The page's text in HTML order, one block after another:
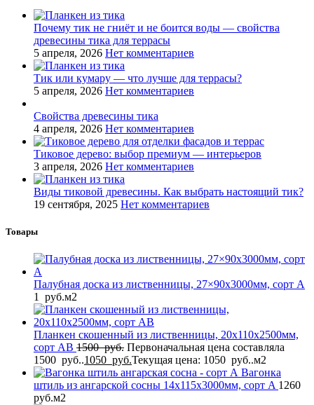
Почему тик не гниёт и не боится воды — свойства
древесины тика для террасы
5 апреля, 2026 Нет комментариев
Тик или кумару — что лучше для террасы?
5 апреля, 2026 Нет комментариев
Свойства древесины тика
4 апреля, 2026 Нет комментариев
Тиковое дерево: выбор премиум — интерьеров
3 апреля, 2026 Нет комментариев
Виды тиковой древесины. Как выбрать настоящий тик?
19 сентября, 2025 Нет комментариев
Товары
Палубная доска из лиственницы, 27×90x3000мм, сорт A
1
руб.м2
Планкен скошенный из лиственницы, 20x110x2500мм,
сорт AB 1500руб. Первоначальная цена составляла
1500 руб..1050 руб.Текущая цена: 1050 руб..м2
Вагонка
штиль из ангарской сосны 14x115x3000мм, сорт A 1260
руб.м2